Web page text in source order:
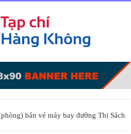
bán vé máy bay đường Thi Sách